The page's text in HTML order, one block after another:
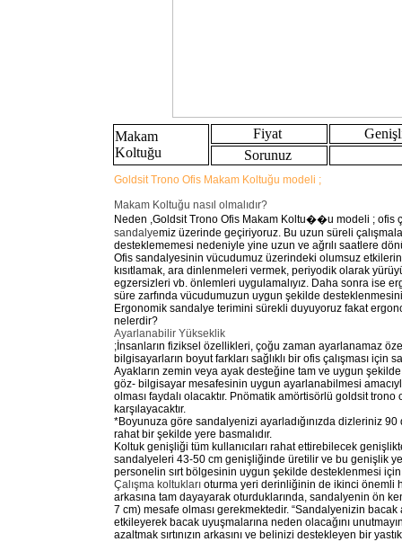
Makam
Koltuğu
Fiyat
Sorunuz
Goldsit Trono Ofis Makam Koltuğu modeli ;
Makam Koltuğu nasıl olmalıdır?
Neden ,Goldsit Trono Ofis Makam Koltu��u modeli ; ofis
sandalyemiz üzerinde geçiriyoruz. Bu uzun süreli
desteklememesi nedeniyle yine uzun ve ağrılı saatlere
Ofis sandalyesinin vücudumuz üzerindeki olumsuz
kısıtlamak, ara dinlenmeleri vermek, periyodik olarak
egzersizleri vb. önlemleri uygulamalıyız. Daha sonra ise
süre zarfında vücudumuzun uygun şekilde desteklenmesini
Ergonomik sandalye terimini sürekli duyuyoruz fakat
nelerdir?
Ayarlanabilir Yükseklik
;İnsanların fiziksel özellikleri, çoğu zaman ayarlanamaz
bilgisayarların boyut farkları sağlıklı bir ofis çalışması için
Ayakların zemin veya ayak desteğine tam ve uygun
göz- bilgisayar mesafesinin uygun ayarlanabilmesi
olması faydalı olacaktır. Pnömatik amörtisörlü goldsit
karşılayacaktır.
*Boyunuza göre sandalyenizi ayarladığınızda dizleriniz
rahat bir şekilde yere basmalıdır.
Koltuk genişliği tüm kullanıcıları rahat ettirebilecek
sandalyeleri 43-50 cm genişliğinde üretilir ve bu genişlik
personelin sırt bölgesinin uygun şekilde desteklenmesi için
Çalışma koltukları oturma yeri derinliğinin de ikinci önemli
arkasına tam dayayarak oturduklarında, sandalyenin ön
7 cm) mesafe olması gerekmektedir. “Sandalyenizin bacak
etkileyerek bacak uyuşmalarına neden olacağını
azaltmak sırtınızın arkasını ve belinizi destekleyen bir